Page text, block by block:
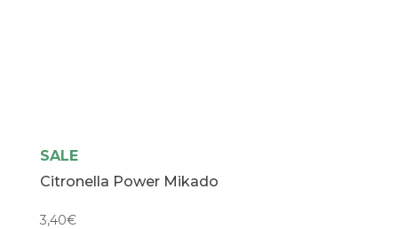
SALE
Citronella Power Mikado
3,40€